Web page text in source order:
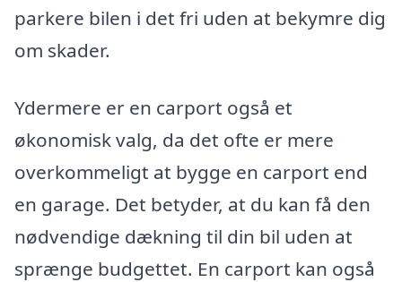
parkere bilen i det fri uden at bekymre dig
om skader.
Ydermere er en carport også et
økonomisk valg, da det ofte er mere
overkommeligt at bygge en carport end
en garage. Det betyder, at du kan få den
nødvendige dækning til din bil uden at
sprænge budgettet. En carport kan også